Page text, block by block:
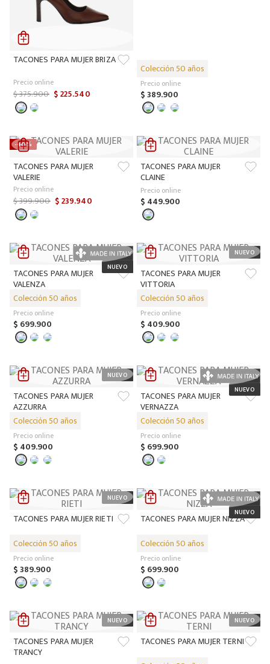
TACONES PARA MUJER BRIZA
Precio online
$375.900 $225.540
Precio online
$389.900
-40 %
TACONES PARA MUJER
VALERIE
Precio online
$399.900 $239.940
TACONES PARA MUJER
CLAINE
Precio online
$ 449.900
TACONES PARA MUJER
VALENZA
Precio online
$ 699.900
TACONES PARA MUJER
VITTORIA
Precio online
$ 409.900
TACONES PARA MUJER
AZZURRA
Precio online
$ 409.900
TACONES PARA MUJER
VERNAZZA
Precio online
$ 699.900
TACONES PARA MUJER RIETI
Precio online
$389.900
TACONES PARA MUJER NIZZA
Precio online
$ 699.900
TACONES PARA MUJER
TRANCY
TACONES PARA MUJER TERNI